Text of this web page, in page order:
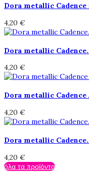
Dora metallic Cadence
4,20 €
Dora metallic
4,20 €
Dora metallic Cadence
4,20 €
Dora metallic
4,20 €
όλα τα προϊόντα